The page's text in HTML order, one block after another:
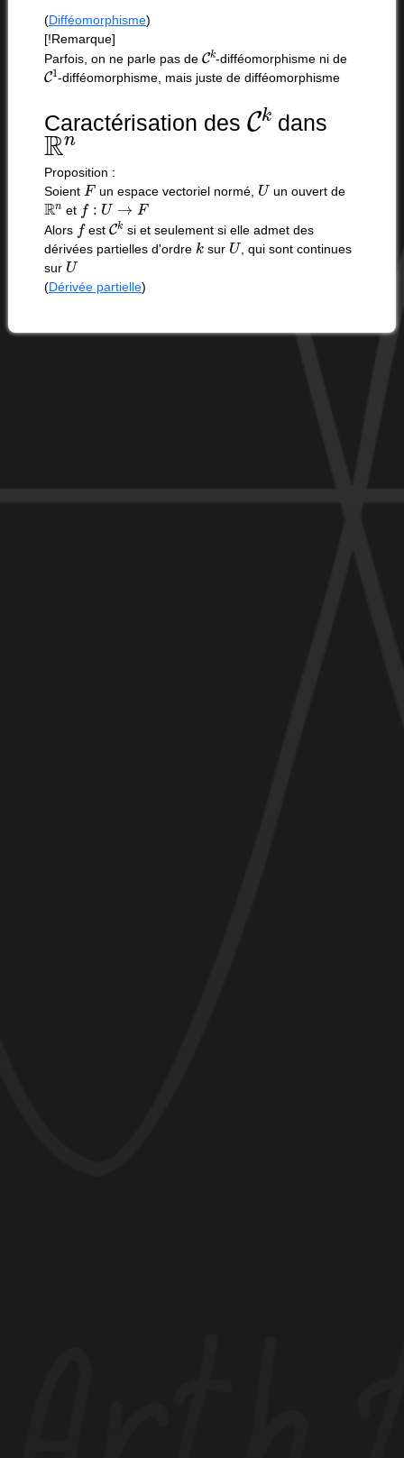
(Difféomorphisme)
[!Remarque]
Parfois, on ne parle pas de Ck-difféomorphisme ni de
C1-difféomorphisme, mais juste de difféomorphisme
Caractérisation des
Ck
dans
Rn
Proposition :
Soient Fun espace vectoriel normé, U un ouvert de
Rn et f:U → F
Alors estCk si et seulement si elle admet des
dérivées partielles d'ordre ksur U , qui sont continues
sur U
(Dérivée partielle)